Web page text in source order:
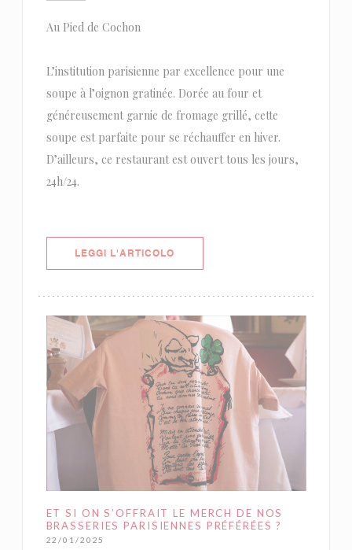
Au Pied de Cochon
L’institution parisienne par excellence pour une
soupe à l’oignon gratinée. Dorée au four et
généreusement garnie de fromage grillé, cette
soupe est parfaite pour se réchauffer en hiver.
D’ailleurs, ce restaurant est ouvert tous les jours,
24h/24.
LEGGI L'ARTICOLO
ET SI ON S’OFFRAIT LE MERCH DE NOS
BRASSERIES PARISIENNES PRÉFÉRÉES ?
22/01/2025